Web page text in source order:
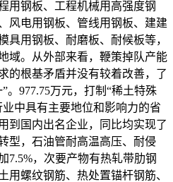
用钢板、工程机械用高强度钢
风电用钢板、管线用钢板、建建
具用钢板、耐磨板、耐候板等，
域。从外部来看，鞭策掉队产能
的根基矛盾并没有较着改善，了
。977.75万元，打制“稀土特殊
中具有主要地位和影响力的省
到国内出名企业，同比均实现了
型，石油管耐高温高压、耐侵
7.5%，次要产物有热轧带肋钢
用螺纹钢筋、热处置锚杆钢筋、